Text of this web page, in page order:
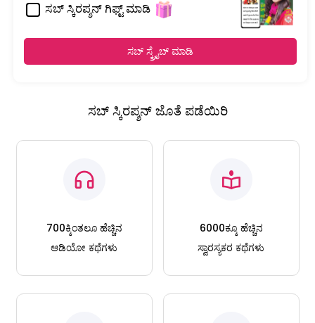
ಸಬ್ ಸ್ಕಿರಪ್ಶನ್ ಗಿಫ್ಟ್ ಮಾಡಿ
ಸಬ್ ಸ್ಕ್ರೈಬ್ ಮಾಡಿ
ಸಬ್ ಸ್ಕಿರಪ್ಶನ್ ಜೊತೆ ಪಡೆಯಿರಿ
700ಕ್ಕಿಂತಲೂ ಹೆಚ್ಚಿನ
ಆಡಿಯೋ ಕಥೆಗಳು
6000ಕ್ಕೂ ಹೆಚ್ಚಿನ
ಸ್ವಾರಸ್ಯಕರ ಕಥೆಗಳು